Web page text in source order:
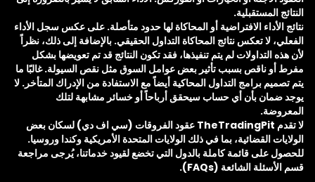
النتائج المستقبلية.
نتائج الأداء الافتراضية أو المحاكاة لها حدود متأصلة. على عكس سجل الأداء
الفعلي، لا تعكس نتائج المحاكاة التداول الحقيقي. بالإضافة إلى ذلك، نظراً
لأن هذه التداولات لم يتم تنفيذها، فقد تكون النتائج قد تم تعويضها بشكل
مفرط أو ناقص بسبب تأثير بعض عوامل السوق مثل نقص السيولة. غالبًا ما
يتم تصميم برامج التداول المحاكية أيضاً مع الاستفادة من الإدراك المتأخر. لا
يوجد ضمان بأن أي حساب سيحقق أرباحاً أو خسائر مشابهة لتلك
المعروضة.
لا تقدم TheTradingPit عقود الفروقات (سي اف دي) لسكان بعض
الولايات القضائية، بما في ذلك الولايات المتحدة الأمريكية وكندا وروسيا.
للحصول على قائمة كاملة بالدول التي تخضع لقيود خدماتنا، يُرجى مراجعة
قسم الأسئلة الشائعة (FAQs).